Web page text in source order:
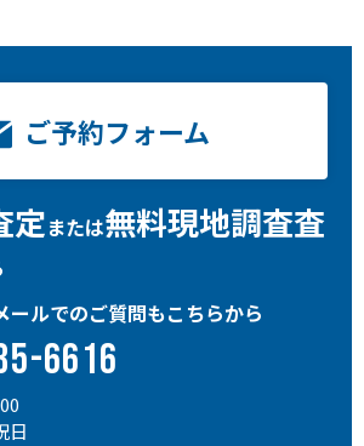
ご予約フォーム
定または無料現地調査査
ールでのご質問もこちらから
6616
日